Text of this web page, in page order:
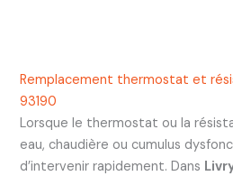
Remplacement thermostat et
93190
Lorsque le thermostat ou la
eau, chaudière ou cumulus
d’intervenir rapidement. Dans